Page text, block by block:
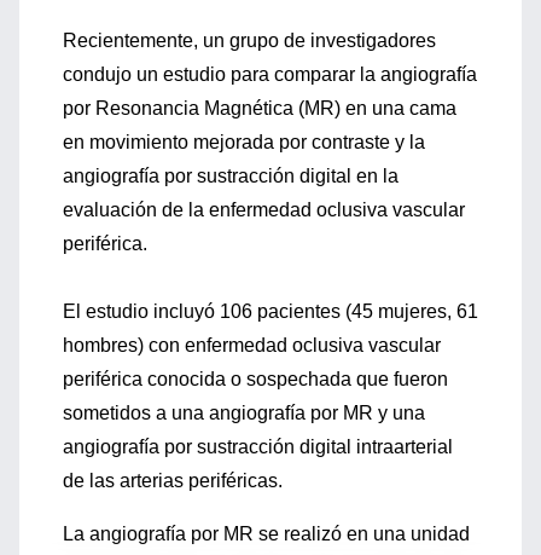
Recientemente, un grupo de investigadores
condujo un estudio para comparar la angiografía
por Resonancia Magnética (MR) en una cama
en movimiento mejorada por contraste y la
angiografía por sustracción digital en la
evaluación de la enfermedad oclusiva vascular
periférica.
El estudio incluyó 106 pacientes (45 mujeres, 61
hombres) con enfermedad oclusiva vascular
periférica conocida o sospechada que fueron
sometidos a una angiografía por MR y una
angiografía por sustracción digital intraarterial
de las arterias periféricas.
La angiografía por MR se realizó en una unidad